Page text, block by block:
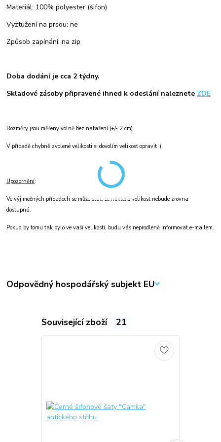
Materiál: 100% polyester (šifon)
Vyztužení na prsou: ne
Způsob zapínání: na zip
Doba dodání je cca 2 týdny.
Skladové zásoby připravené ihned k odeslání naleznete ZDE
Rozměry jsou měřeny volně bez natažení (+/- 2 cm).
V případě chybně zvolené velikosti si dovolím velikost opravit :)
Upozornění:
Ve výjimečných případech se může stát, že některá velikost nebude zrovna
dostupná.
Pokud by tomu tak bylo ve vaší velikosti, budu vás neprodleně informovat e-mailem.
Odpovědný hospodářský subjekt EU
Související zboží 21